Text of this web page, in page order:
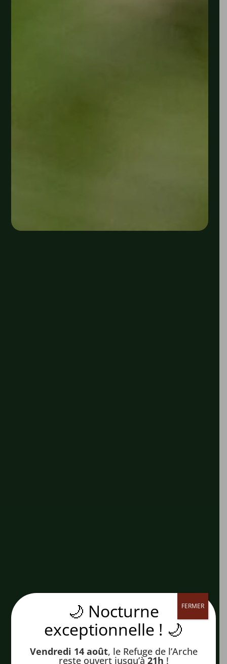
🌙 Nocturne
exceptionnelle ! 🌙
Vendredi 14 août, le Refuge de l’Arche
reste ouvert jusqu’à21h !
FERMER